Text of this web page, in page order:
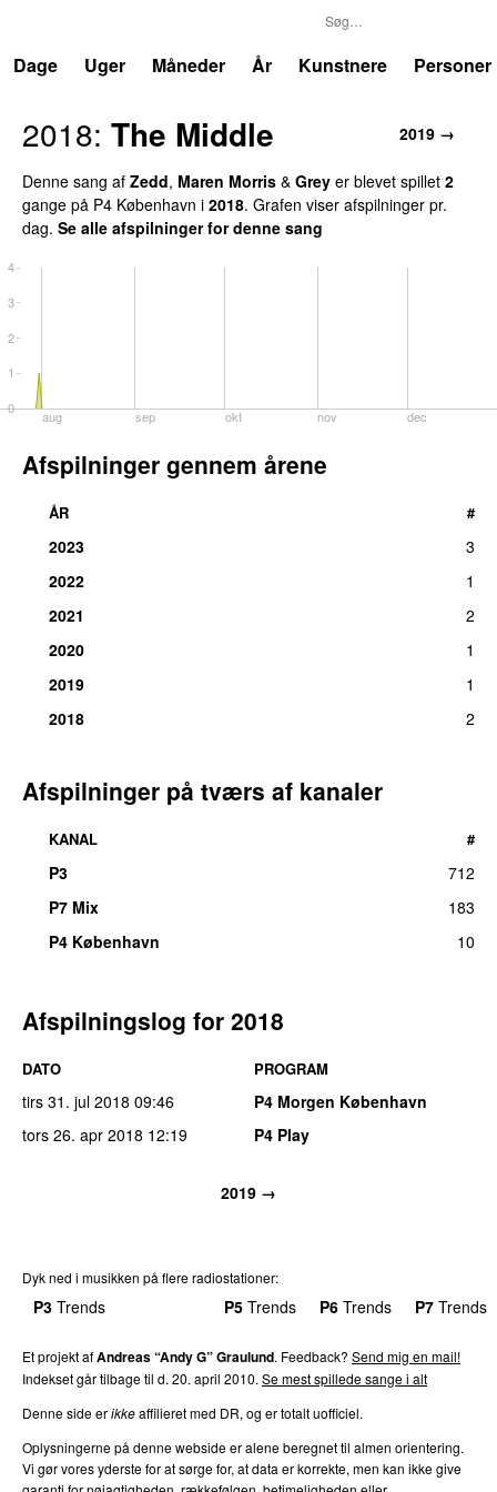
Dage
Uger Måneder År Kunstnere Personer
2019 →
2018: The Middle
Denne sang af Zedd, Maren Morris & Grey er blevet spillet 2
gange på P4 København i 2018. Grafen viser afspilninger pr.
dag. Se alle afspilninger for denne sang
aug sep okt nov dec
0
1
2
3
4
Afspilninger gennem årene
ÅR #
2023
3
2022
1
2021
2
2020
1
2019
1
2018
2
Afspilninger på tværs af kanaler
KANAL #
P3
712
P7 Mix
183
P4 København
10
Afspilningslog for 2018
DATO PROGRAM
tirs 31. jul 2018 09:46
P4 Morgen København
tors 26. apr 2018 12:19 P4 Play
2019 →
Dyk ned i musikken på flere radiostationer:
P3 Trends P5 Trends P6 Trends P7 Trends
Et projekt afAndreas “Andy G” Graulund. Feedback? Send mig en mail!
Indekset går tilbage til d. 20. april 2010. Se mest spillede sange i alt
Denne side erikkeaffilieret med DR, og er totalt uofficiel.
Oplysningerne på denne webside er alene beregnet til almen orientering.
Vi gør vores yderste for at sørge for, at data er korrekte, men kan ikke give